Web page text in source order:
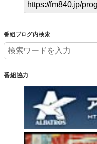
番組ブログ内検索
番組協力